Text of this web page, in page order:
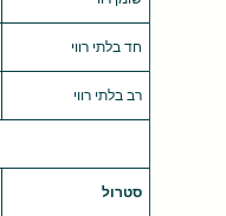
חד בלתי רווי
רב בלתי רווי
סטרול